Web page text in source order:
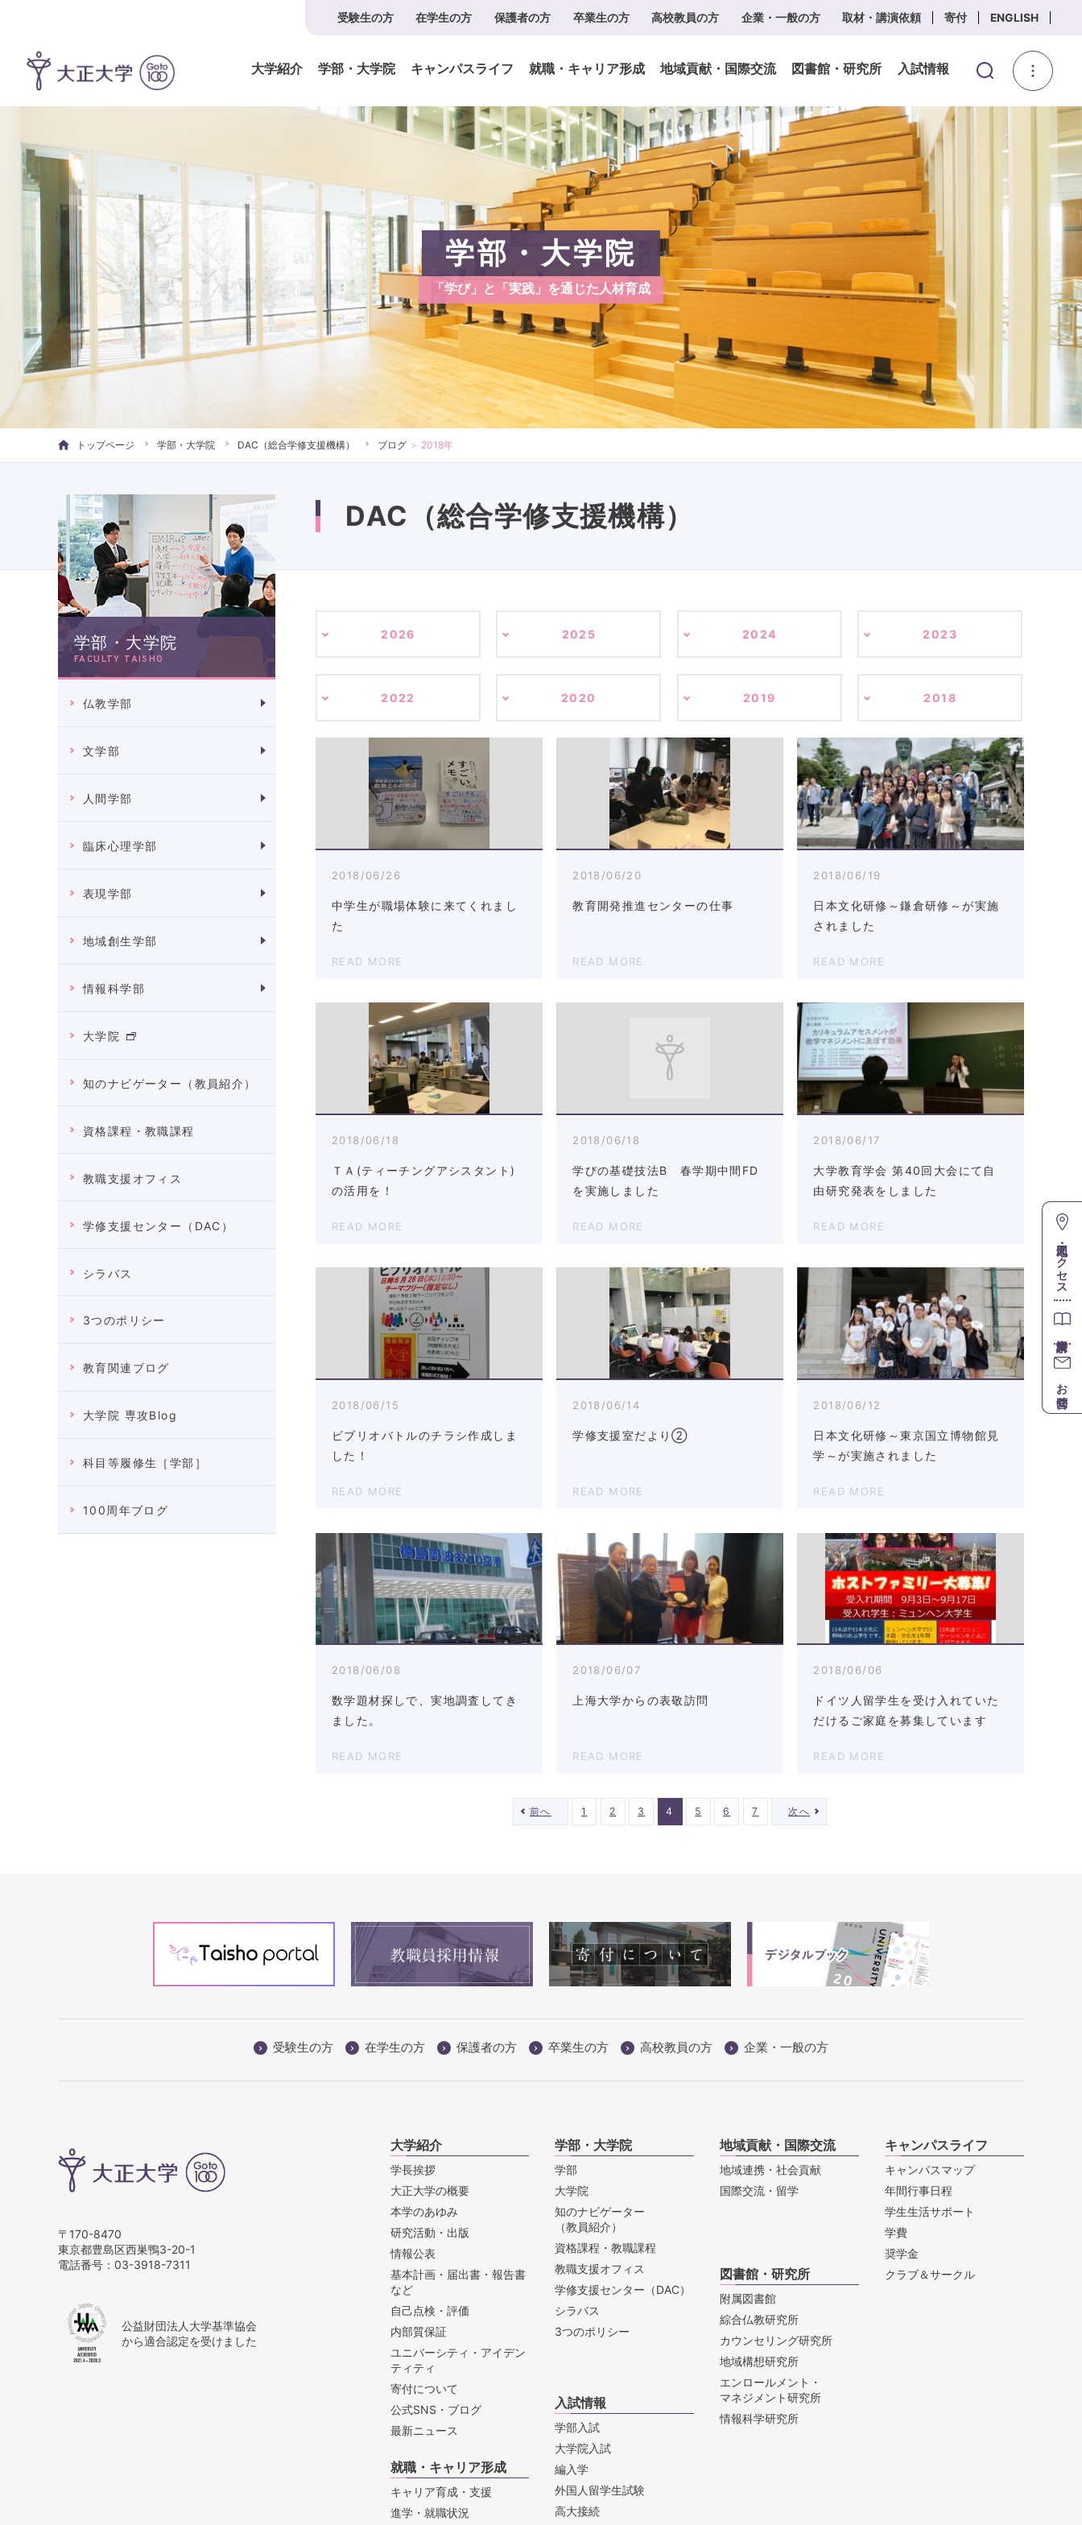
受験生の方 在学生の方 保護者の方 卒業生の方 高校教員の方 企業・一般の方 取材・講演依頼 寄付 ENGLISH
大学紹介 学部・大学院 キャンパスライフ 就職・キャリア形成 地域貢献・国際交流 図書館・研究所 入試情報
学部・大学院
「学び」と「実践」を通じた人材育成
トップページ 学部・大学院 DAC（総合学修支援機構） ブログ ＞ 2018年
学部・大学院
FACULTY TAISHO
仏教学部
文学部
人間学部
臨床心理学部
表現学部
地域創生学部
情報科学部
大学院
知のナビゲーター（教員紹介）
資格課程・教職課程
教職支援オフィス
学修支援センター（DAC）
シラバス
3つのポリシー
教育関連ブログ
大学院 専攻Blog
科目等履修生［学部］
100周年ブログ
DAC（総合学修支援機構）
2026 2025 2024 2023
2022 2020 2019 2018
2018/06/26
中学生が職場体験に来てくれまし
た
READ MORE
2018/06/20
教育開発推進センターの仕事
READ MORE
2018/06/19
日本文化研修～鎌倉研修～が実施
されました
READ MORE
2018/06/18
ＴＡ(ティーチングアシスタント)
の活用を！
READ MORE
2018/06/18
学びの基礎技法B 春学期中間FD
を実施しました
READ MORE
2018/06/17
大学教育学会 第40回大会にて自
由研究発表をしました
READ MORE
2018/06/15
ビブリオバトルのチラシ作成しま
した！
READ MORE
2018/06/14
学修支援室だより②
READ MORE
2018/06/12
日本文化研修～東京国立博物館見
学～が実施されました
READ MORE
2018/06/08
数学題材探しで、実地調査してき
ました。
READ MORE
2018/06/07
上海大学からの表敬訪問
READ MORE
2018/06/06
ドイツ人留学生を受け入れていた
だけるご家庭を募集しています
READ MORE
前へ 1 2 3 4 5 6 7 次へ
受験生の方 在学生の方 保護者の方 卒業生の方 高校教員の方 企業・一般の方
〒170-8470
東京都豊島区西巣鴨3-20-1
電話番号： 03-3918-7311
公益財団法人大学基準協会
から適合認定を受けました
大学紹介
学長挨拶
大正大学の概要
本学のあゆみ
研究活動・出版
情報公表
基本計画・届出書・報告書
など
自己点検・評価
内部質保証
ユニバーシティ・アイデン
ティティ
寄付について
公式SNS・ブログ
最新ニュース
学部・大学院
学部
大学院
知のナビゲーター
（教員紹介）
資格課程・教職課程
教職支援オフィス
学修支援センター（DAC）
シラバス
3つのポリシー
地域貢献・国際交流
地域連携・社会貢献
国際交流・留学
キャンパスライフ
キャンパスマップ
年間行事日程
学生生活サポート
学費
奨学金
クラブ＆サークル
就職・キャリア形成
キャリア育成・支援
進学・就職状況
入試情報
学部入試
大学院入試
編入学
外国人留学生試験
高大接続
図書館・研究所
附属図書館
綜合仏教研究所
カウンセリング研究所
地域構想研究所
エンロールメント・
マネジメント研究所
情報科学研究所
地図・アクセス
お問合せ